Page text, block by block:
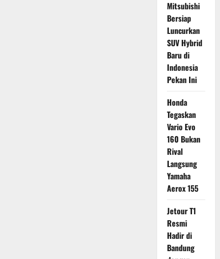
Mitsubishi
Bersiap
Luncurkan
SUV Hybrid
Baru di
Indonesia
Pekan Ini
Honda
Tegaskan
Vario Evo
160 Bukan
Rival
Langsung
Yamaha
Aerox 155
Jetour T1
Resmi
Hadir di
Bandung